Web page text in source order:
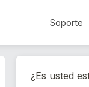
Soporte
¿Es usted